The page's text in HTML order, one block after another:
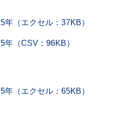
（エクセル：37KB）
年（CSV：96KB）
年（エクセル：65KB）